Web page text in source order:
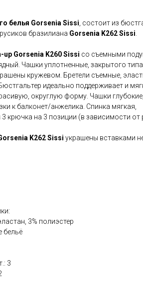
белья Gorsenia Sissi , состоит из
бразилиана Gorsenia K262 Sissi
up Gorsenia K260 Sissi со съемными
Чашки уплотненные, закрытого
кружевом. Бретели съемные,
идеально поддерживает и
округлую форму. Чашки глубокие,
к балконет/анжелика. Спинка мягкая,
крючка на 3 позиции (в зависимости от
K262 Sissi украшены вставками
3% полиэстер
бельё
3